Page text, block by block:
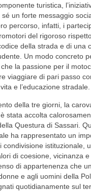
turistica,
un forte messaggio
percorso, infatti, i
del rigoroso
della strada e di una
Un modo concreto
la passione per il
viaggiare di pari passo
e l’educazione stradale.
della tre giorni, la
stata accolta
Questura di Sassari.
ha rappresentato un
condivisione istituzionale,
di coesione, vicinanza e
di appartenenza che
e agli uomini della
quotidianamente sul